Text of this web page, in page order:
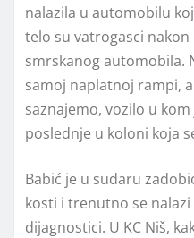
nalazila u automobilu
telo su vatrogasci
smrskanog automobila.
samoj naplatnoj rampi,
saznajemo, vozilo u
poslednje u koloni koja
Babić je u sudaru
kosti i trenutno se
dijagnostici. U KC Niš,